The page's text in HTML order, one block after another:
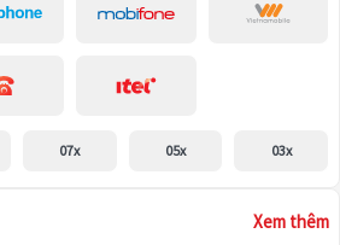
07x 05x 03x
Xem thêm